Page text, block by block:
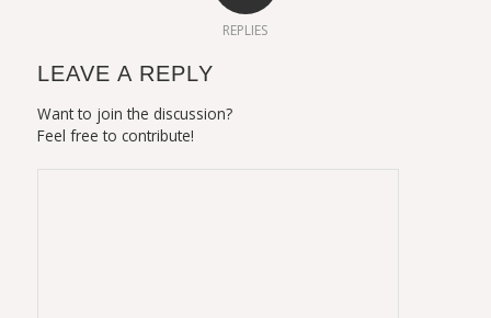
REPLIES
LEAVE A REPLY
Want to join the discussion?
Feel free to contribute!